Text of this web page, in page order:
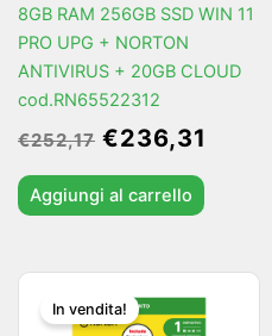
8GB RAM 256GB SSD WIN 11
PRO UPG + NORTON
ANTIVIRUS + 20GB CLOUD
cod.RN65522312
€252,17 €236,31
Aggiungi al carrello
In vendita!prezzo